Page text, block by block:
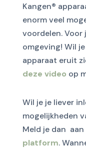
Kangen®
enorm veel
voordelen. Voor
omgeving! Wil
apparaat eruit
deze video op
Wil je je liever
mogelijkheden
Meld je dan
platform.